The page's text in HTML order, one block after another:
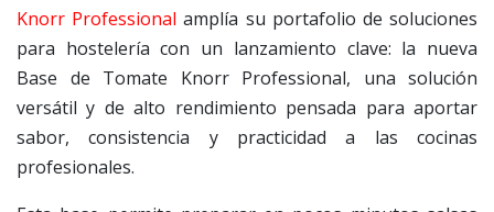
Knorr Professional amplía su portafolio de soluciones
para hostelería con un lanzamiento clave: la nueva
Base de Tomate Knorr Professional, una solución
versátil y de alto rendimiento pensada para aportar
sabor, consistencia y practicidad a las cocinas
profesionales.